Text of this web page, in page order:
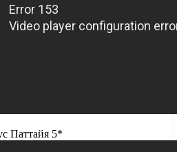
Паттайя 5*